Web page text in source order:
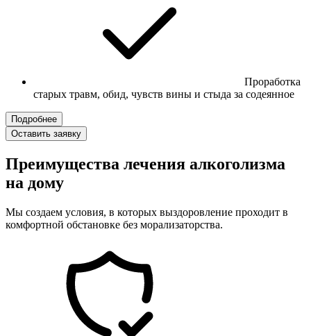
Проработка
старых травм, обид, чувств вины и стыда за содеянное
Подробнее
Оставить заявку
Преимущества лечения алкоголизма
на дому
Мы создаем условия, в которых выздоровление проходит в
комфортной обстановке без морализаторства.